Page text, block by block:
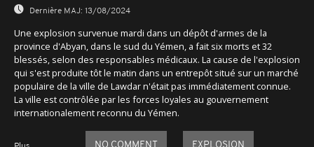
Dernière MAJ: 13/08/2024
Une explosion survenue mardi dans un dépôt d'armes de la
province d'Abyan, dans le sud du Yémen, a fait six morts et 32
blessés, selon des responsables médicaux. La cause de l'explosion
qui s'est produite tôt le matin dans un entrepôt situé sur un marché
populaire de la ville de Lawdar n'était pas immédiatement connue.
La ville est contrôlée par les forces loyales au gouvernement
internationalement reconnu du Yémen.